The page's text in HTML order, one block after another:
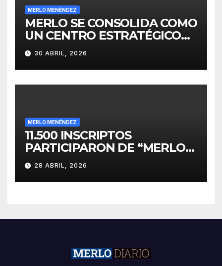
MERLO MENÉNDEZ
MERLO SE CONSOLIDA COMO
UN CENTRO ESTRATÉGICO
PARA EL DESARROLLO DE
INVERSIONES
30 ABRIL, 2026
MERLO MENÉNDEZ
11.500 INSCRIPTOS
PARTICIPARON DE “MERLO
CORRE POR MALVINAS”
28 ABRIL, 2026